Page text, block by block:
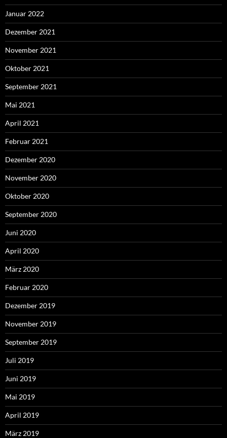
Januar 2022
Dezember 2021
November 2021
Oktober 2021
September 2021
Mai 2021
April 2021
Februar 2021
Dezember 2020
November 2020
Oktober 2020
September 2020
Juni 2020
April 2020
März 2020
Februar 2020
Dezember 2019
November 2019
September 2019
Juli 2019
Juni 2019
Mai 2019
April 2019
März 2019